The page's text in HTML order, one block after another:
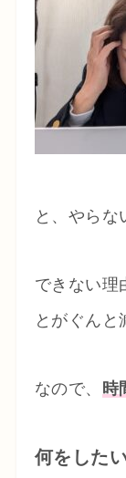
と、やらな
できない理
とがぐんと
なので、 時
何をした